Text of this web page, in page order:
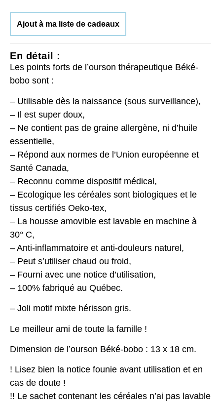
Ajout à ma liste de cadeaux
En détail :
Les points forts de l’ourson thérapeutique Béké-
bobo sont :
– Utilisable dès la naissance (sous surveillance),
– Il est super doux,
– Ne contient pas de graine allergène, ni d’huile
essentielle,
– Répond aux normes de l’Union européenne et
Santé Canada,
– Reconnu comme dispositif médical,
– Ecologique les céréales sont biologiques et le
tissus certifiés Oeko-tex,
– La housse amovible est lavable en machine à
30° C,
– Anti-inflammatoire et anti-douleurs naturel,
– Peut s’utiliser chaud ou froid,
– Fourni avec une notice d’utilisation,
– 100% fabriqué au Québec.
– Joli motif mixte hérisson gris.
Le meilleur ami de toute la famille !
Dimension de l’ourson Béké-bobo : 13 x 18 cm.
! Lisez bien la notice founie avant utilisation et en
cas de doute !
!! Le sachet contenant les céréales n’ai pas lavable